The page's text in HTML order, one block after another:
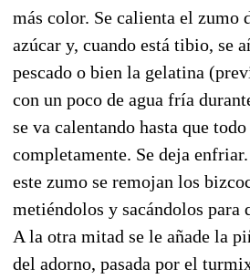
más color. Se calienta el zumo
azúcar y, cuando está tibio, se
pescado o bien la gelatina
con un poco de agua fría
se va calentando hasta que
completamente. Se deja
este zumo se remojan los
metiéndolos y sacándolos para
A la otra mitad se le añade la
del adorno, pasada por el